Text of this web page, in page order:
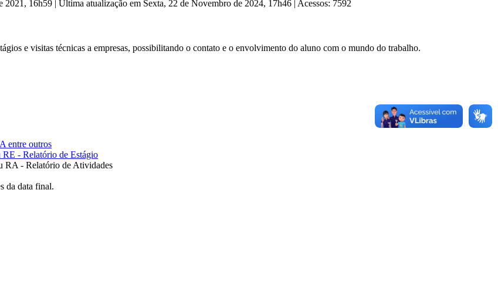
2021, 16h59 | Última atualização em Sexta, 22 de Novembro de 2024, 17h46 | Acessos: 7592
e visitas técnicas a empresas, possibilitando o contato e o envolvimento do aluno com o mundo do trabalho.
entre outros
RE - Relatório de Estágio
RA - Relatório de Atividades
da data final.